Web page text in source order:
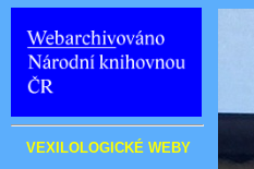
VEXILOLOGICKÉ WEBY